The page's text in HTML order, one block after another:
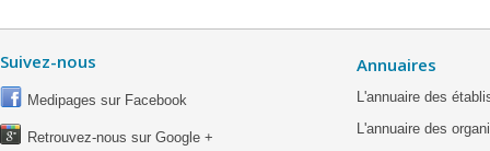
Suivez-nous
Medipages sur Facebook
Retrouvez-nous sur Google +
Annuaires
L'annuaire des
L'annuaire des